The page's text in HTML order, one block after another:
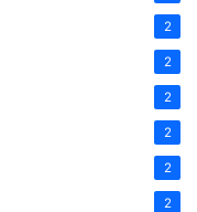
2
2
2
2
2
2